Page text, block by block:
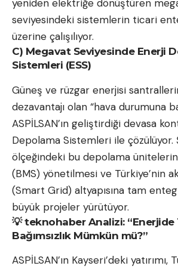
yeniden elektriğe dönüştüren
seviyesindeki sistemlerin ticari
üzerine çalışılıyor.
C) Megavat Seviyesinde Enerji
Sistemleri (ESS)
Güneş ve rüzgar enerjisi
dezavantajı olan “hava durumuna
ASPİLSAN’ın geliştirdiği devasa
Depolama Sistemleri ile çözülüyor.
ölçeğindeki bu depolama
(BMS) yönetilmesi ve Türkiye’nin
(Smart Grid) altyapısına tam
büyük projeler yürütüyor.
💡 teknohaber Analizi: “Enerjide
Bağımsızlık Mümkün mü?”
ASPİLSAN’ın Kayseri’deki yatırımı,